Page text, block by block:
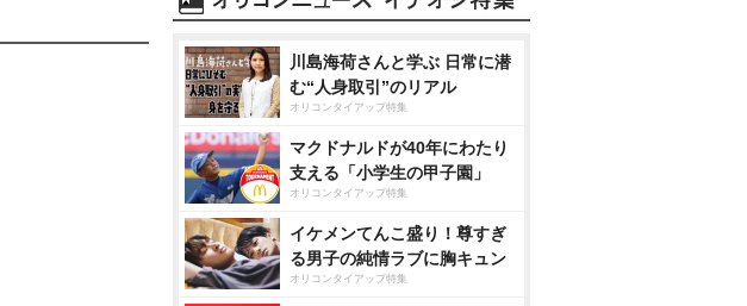
川島海荷さんと学ぶ 日常に潜
む“人身取引”のリアル
オリコンタイアップ特集
マクドナルドが40年にわたり
支える「小学生の甲子園」
オリコンタイアップ特集
イケメンてんこ盛り！尊すぎ
る男子の純情ラブに胸キュン
オリコンタイアップ特集